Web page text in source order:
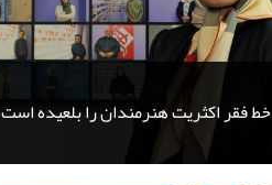
خط فقر اکثریت هنرمندان را بلعیده است